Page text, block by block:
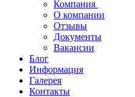
Компания
О компании
Отзывы
Документы
Вакансии
Блог
Информация
Галерея
Контакты